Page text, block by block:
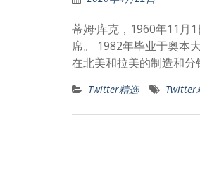
蒂姆·库克，1960年11月
席。 1982年毕业于奥本
在北美和拉美的制造和分
Twitter精选 Twitter